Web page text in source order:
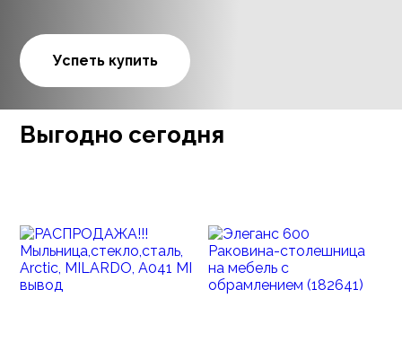
Успеть купить
Выгодно сегодня